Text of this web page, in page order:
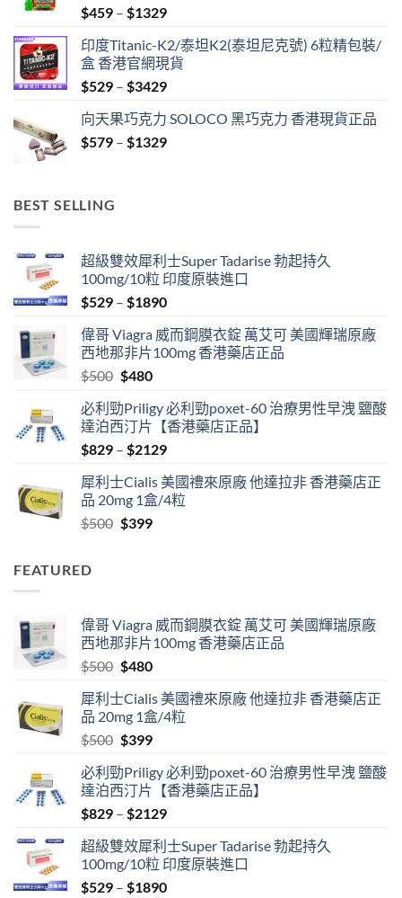
$459 – $1329Price
$459
through
$1329
印度Titanic-K2/泰坦K2(泰坦尼克號) 6粒精包裝/
盒 香港官網現貨
$529 – $3429Price
$529
through
向天果巧克力 SOLOCO 黑巧克力 香港現貨正品
$579 – $1329Price
BEST SELLING
超級雙效犀利士Super Tadarise 勃起持久
100mg/10粒 印度原裝進口
$529 – $1890Price
$529
through
偉哥 Viagra 威而鋼膜衣錠 萬艾可 美國輝瑞原廠
西地那非片100mg 香港藥店正品
$500 Original
was:
$500.
$480Current
is:
$480.
必利勁Priligy 必利勁poxet-60 治療男性早洩 鹽酸
達泊西汀片【香港藥店正品】
$829 – $2129Price
$829
through
犀利士Cialis 美國禮來原廠 他達拉非 香港藥店正
品 20mg 1盒/4粒
$500 Original
$399Current
FEATURED
偉哥 Viagra 威而鋼膜衣錠 萬艾可 美國輝瑞原廠
西地那非片100mg 香港藥店正品
$500 Original
was:
$500.
$480Current
is:
$480.
犀利士Cialis 美國禮來原廠 他達拉非 香港藥店正
品 20mg 1盒/4粒
$500 Original
was:
$500.
$399Current
is:
$399.
必利勁Priligy 必利勁poxet-60 治療男性早洩 鹽酸
達泊西汀片【香港藥店正品】
$829 – $2129Price
$829
through
$2129
超級雙效犀利士Super Tadarise 勃起持久
100mg/10粒 印度原裝進口
$529 – $1890Price